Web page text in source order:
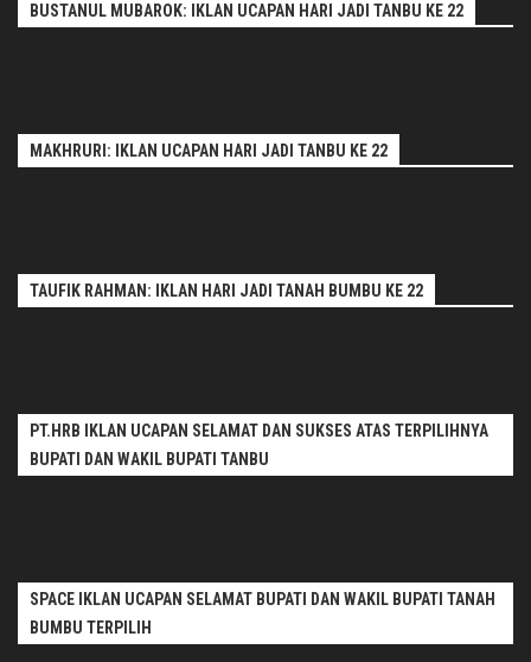
BUSTANUL MUBAROK: IKLAN UCAPAN HARI JADI TANBU KE 22
MAKHRURI: IKLAN UCAPAN HARI JADI TANBU KE 22
TAUFIK RAHMAN: IKLAN HARI JADI TANAH BUMBU KE 22
PT.HRB IKLAN UCAPAN SELAMAT DAN SUKSES ATAS TERPILIHNYA
BUPATI DAN WAKIL BUPATI TANBU
SPACE IKLAN UCAPAN SELAMAT BUPATI DAN WAKIL BUPATI TANAH
BUMBU TERPILIH